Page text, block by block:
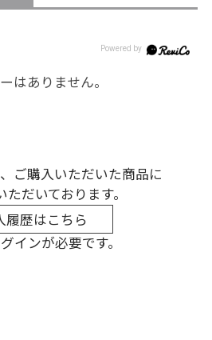
はありません。
ご購入いただいた商品に
だいております。
履歴はこちら
インが必要です。